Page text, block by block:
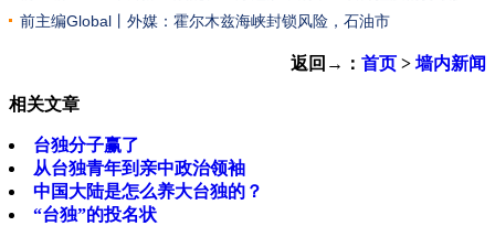
散
前主编Global丨外媒：霍尔木兹海峡封锁风险，石油市
返回→： 首页 > 墙内新闻
相关文章
台独分子赢了
从台独青年到亲中政治领袖
中国大陆是怎么养大台独的？
“台独”的投名状